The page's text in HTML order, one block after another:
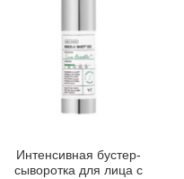
Интенсивная бустер-
сыворотка для лица с